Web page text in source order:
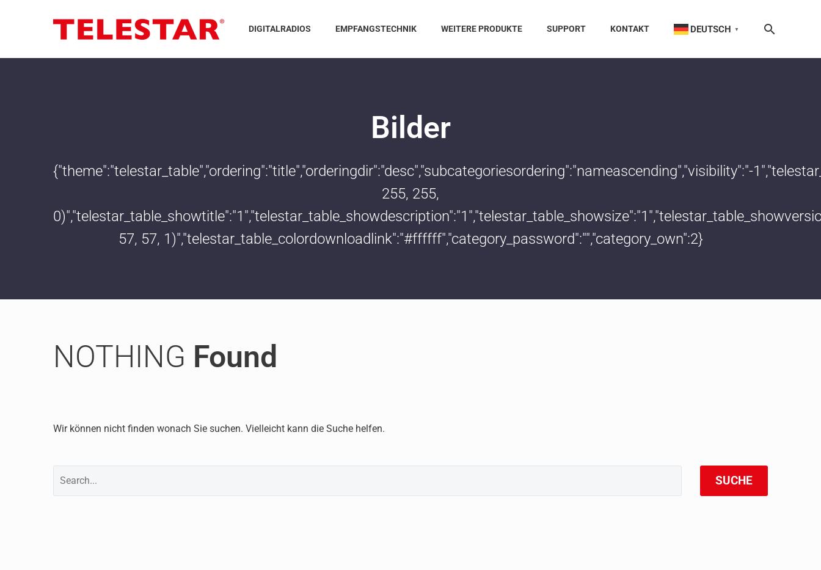
DIGITALRADIOS EMPFANGSTECHNIK WEITERE PRODUKTE SUPPORT KONTAKT DEUTSCH ▼
Bilder
{"theme":"telestar_table","ordering":"title","orderingdir":"desc","subcategoriesordering":"nameascending","visibility":"-
255, 255,
57, 57, 1)","telestar_table_colordownloadlink":"#ffffff","category_password":"","category_own":2}
NOTHING Found
Wir können nicht finden wonach Sie suchen. Vielleicht kann die Suche helfen.
SUCHE